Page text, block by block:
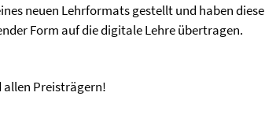
neuen Lehrformats gestellt und haben diese
Form auf die digitale Lehre übertragen.
Preisträgern!